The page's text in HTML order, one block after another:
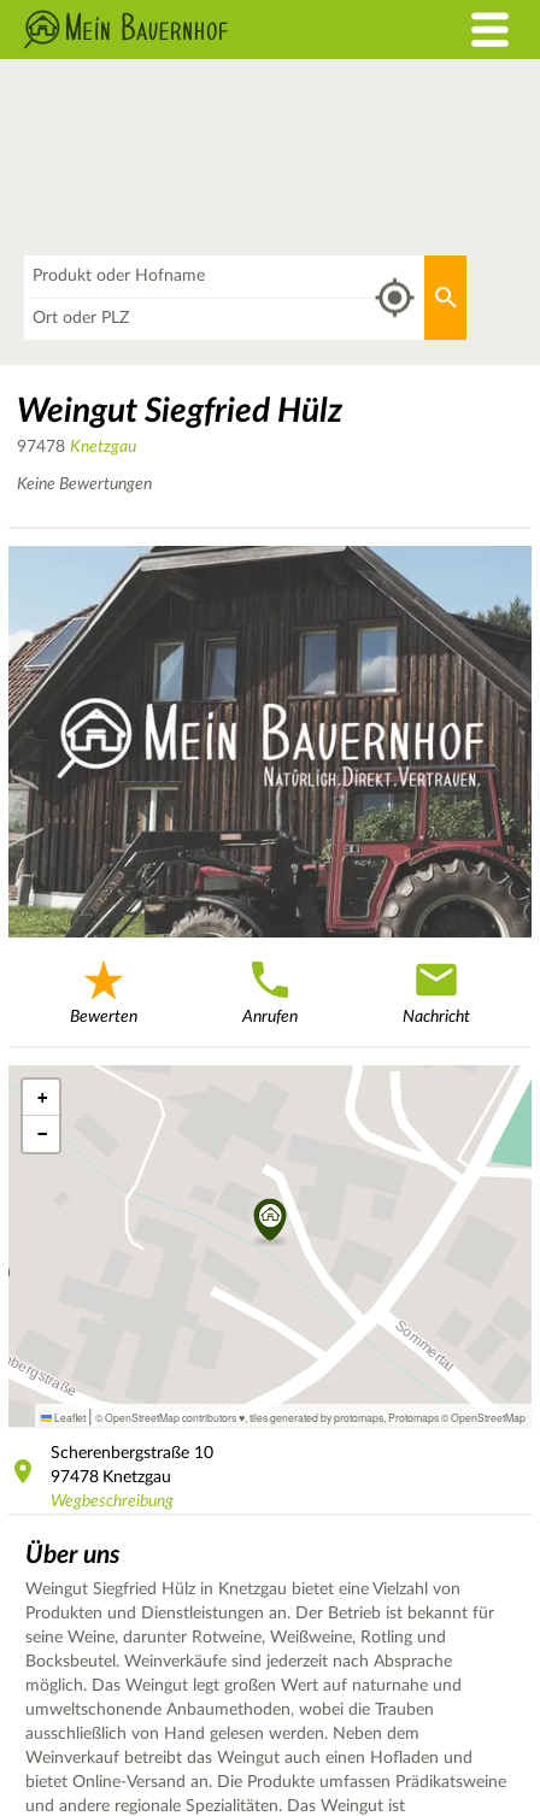
Weingut Siegfried Hülz
97478 Knetzgau
Keine Bewertungen
Bewerten Anrufen Nachricht
+
−
Leaflet | © OpenStreetMap contributors ♥, tiles generated by protomaps Protomaps©OpenStreetMap
Scherenbergstraße 10
97478 Knetzgau
Wegbeschreibung
Über uns
Weingut Siegfried Hülz in Knetzgau bietet eine Vielzahl von
Produkten und Dienstleistungen an. Der Betrieb ist bekannt für
seine Weine, darunter Rotweine, Weißweine, Rotling und
Bocksbeutel. Weinverkäufe sind jederzeit nach Absprache
möglich. Das Weingut legt großen Wert auf naturnahe und
umweltschonende Anbaumethoden, wobei die Trauben
ausschließlich von Hand gelesen werden. Neben dem
Weinverkauf betreibt das Weingut auch einen Hofladen und
bietet Online-Versand an. Die Produkte umfassen Prädikatsweine
und andere regionale Spezialitäten. Das Weingut ist